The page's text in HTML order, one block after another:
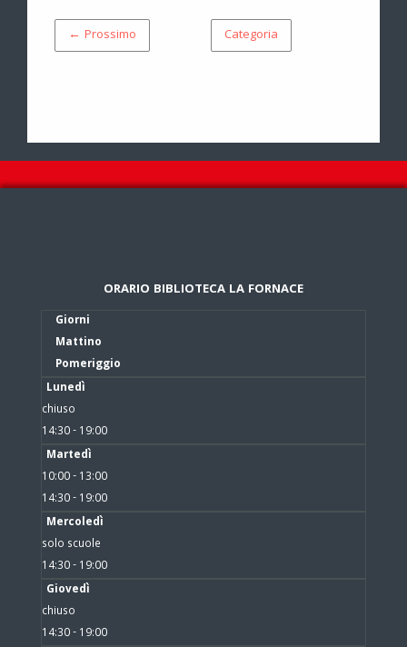
← Prossimo Categoria
ORARIO BIBLIOTECA LA FORNACE
Giorni
Mattino
Pomeriggio
Lunedì
chiuso
14:30 - 19:00
Martedì
10:00 - 13:00
14:30 - 19:00
Mercoledì
solo scuole
14:30 - 19:00
Giovedì
chiuso
14:30 - 19:00